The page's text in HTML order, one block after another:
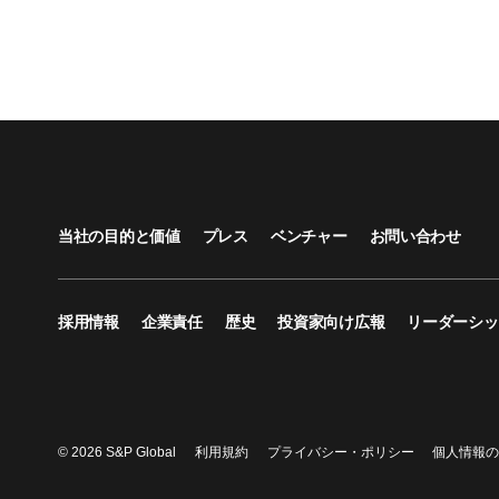
当社の目的と価値 プレス ベンチャー お問い合わせ
採用情報 企業責任 歴史 投資家向け広報 リーダーシ
© 2026 S&P Global 利用規約 プライバシー・ポリシー 個人情報